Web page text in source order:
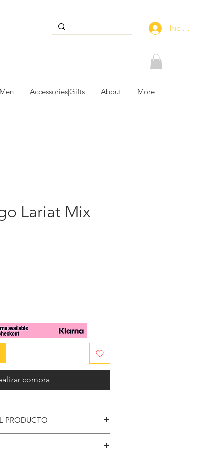
Iniciar sesión
Accessories|Gifts About More
Lariat Mix
compra
PRODUCTO